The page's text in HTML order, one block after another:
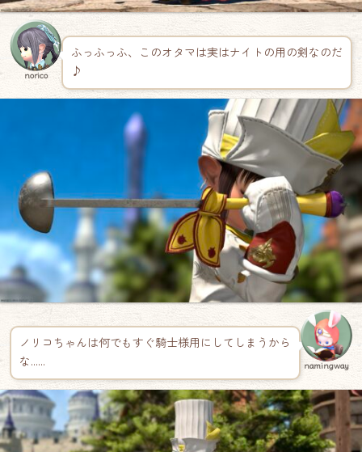
norico
ふっふっふ、このオタマは実はナイトの用の剣なのだ
♪
ノリコちゃんは何でもすぐ騎士様用にしてしまうから
な……
namingway